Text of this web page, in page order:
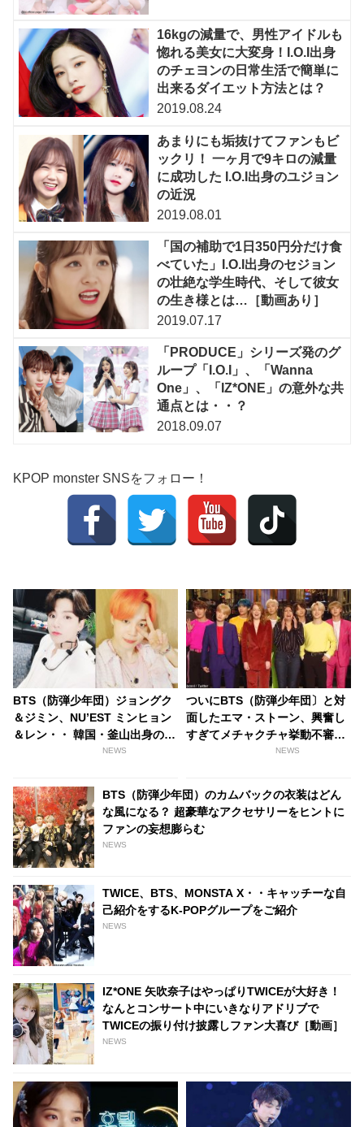
16kgの減量で、男性アイドルも
惚れる美女に大変身！I.O.I出身
のチェヨンの日常生活で簡単に
出来るダイエット方法とは？
2019.08.24
あまりにも垢抜けてファンもビ
ックリ！ 一ヶ月で9キロの減量
に成功した I.O.I出身のユジョン
の近況
2019.08.01
「国の補助で1日350円分だけ食
べていた」I.O.I出身のセジョン
の壮絶な学生時代、そして彼女
の生き様とは…［動画あり］
2019.07.17
「PRODUCE」シリーズ発のグ
ループ「I.O.I」、「Wanna
One」、「IZ*ONE」の意外な共
通点とは・・？
2018.09.07
KPOP monster SNSをフォロー！
BTS（防弾少年団）ジョングク
＆ジミン、NU’EST ミンヒョン
＆レン・・ 韓国・釜山出身のア
NEWS
ついにBTS（防弾少年団〕と対
面したエマ・ストーン、興奮し
すぎてメチャクチャ挙動不審
NEWS
BTS（防弾少年団）のカムバックの衣装はどん
な風になる？ 超豪華なアクセサリーをヒントに
ファンの妄想膨らむ
NEWS
TWICE、BTS、MONSTA X・・キャッチーな自
己紹介をするK-POPグループをご紹介
NEWS
IZ*ONE 矢吹奈子はやっぱりTWICEが大好き！
なんとコンサート中にいきなりアドリブで
TWICEの振り付け披露しファン大喜び［動画］
NEWS